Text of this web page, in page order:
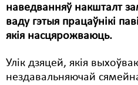
наведванняў накшталт
ваду гэтыя працаўнікі
якія насцярожваюць.
Улік дзяцей, якія
нездавальняючай
Свабода слова
Свабода сумленьня
Сьмяротнае пакараньне